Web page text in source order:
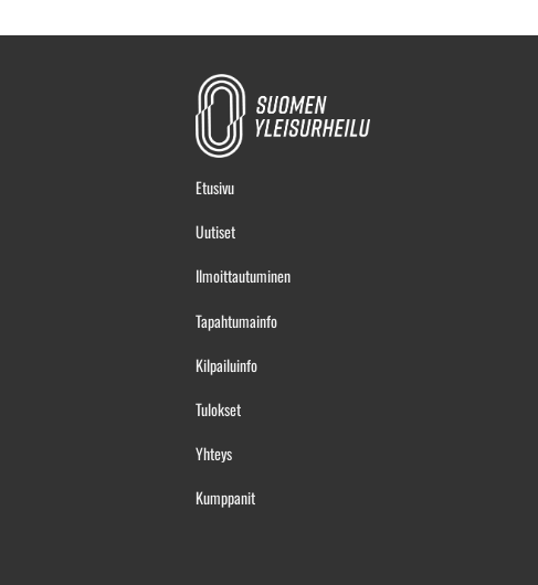
Etusivu
Uutiset
Ilmoittautuminen
Tapahtumainfo
Kilpailuinfo
Tulokset
Yhteys
Kumppanit